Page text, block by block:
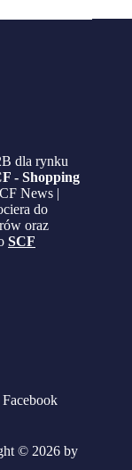
dla rynku
- Shopping
News |
do
oraz
SCF
Facebook
© 2026 by